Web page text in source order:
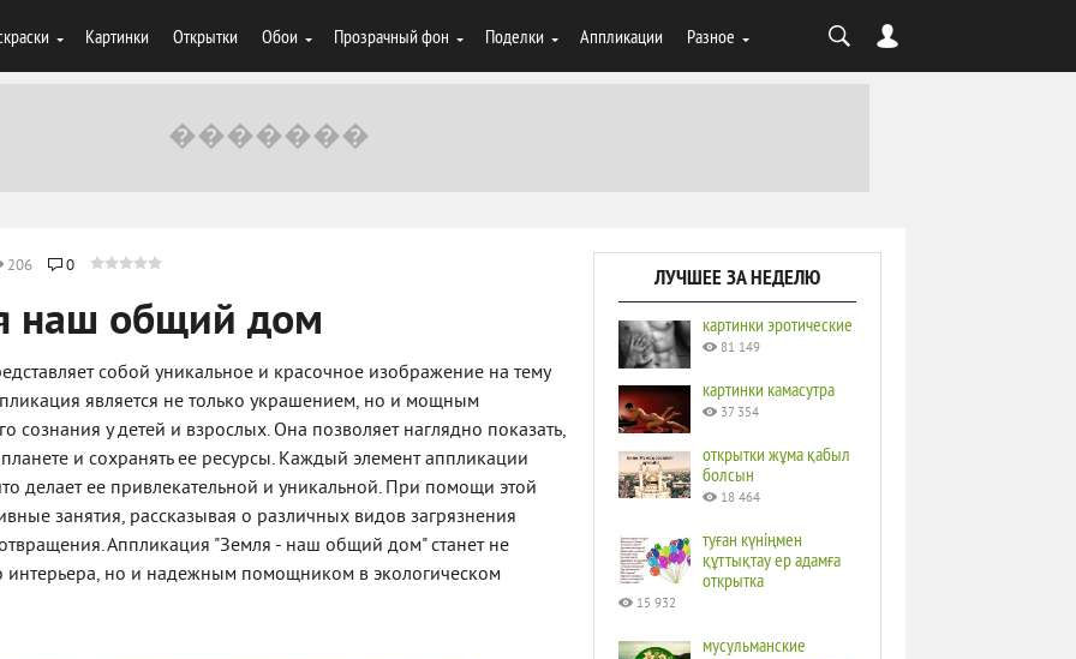
Картинки Открытки Обои Прозрачный фон Поделки Аппликации Разное
206 0
наш общий дом
собой уникальное и красочное изображение на тему
является не только украшением, но и мощным
сознания у детей и взрослых. Она позволяет наглядно показать,
и сохранять ее ресурсы. Каждый элемент аппликации
делает ее привлекательной и уникальной. При помощи этой
занятия, рассказывая о различных видов загрязнения
Аппликация "Земля - наш общий дом" станет не
интерьера, но и надежным помощником в экологическом
ЛУЧШЕЕ ЗА НЕДЕЛЮ
картинки эротические
81 149
картинки камасутра
37 354
открытки жұма қабыл
болсын
18 464
туған күніңмен
құттықтау ер адамға
открытка
15 932
мусульманские